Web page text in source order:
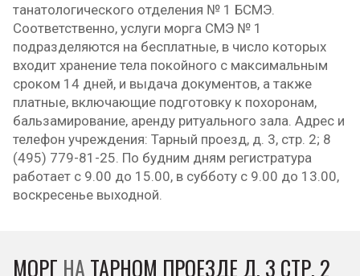
танатологического отделения № 1 БСМЭ.
Соответственно, услуги морга СМЭ № 1
подразделяются на бесплатные, в число которых
входит хранение тела покойного с максимальным
сроком 14 дней, и выдача документов, а также
платные, включающие подготовку к похоронам,
бальзамирование, аренду ритуального зала. Адрес и
телефон учреждения: Тарный проезд, д. 3, стр. 2; 8
(495) 779-81-25. По будним дням регистратура
работает с 9.00 до 15.00, в субботу с 9.00 до 13.00,
воскресенье выходной.
МОРГ НА ТАРНОМ ПРОЕЗДЕ Д. 3 СТР. 2